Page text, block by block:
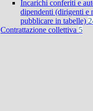
Incarichi conferiti e
dipendenti (dirigenti e
pubblicare in tabelle)
Contrattazione collettiva 5